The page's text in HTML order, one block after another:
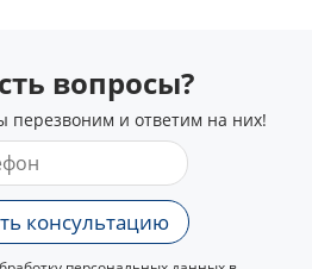
вопросы?
перезвоним и ответим на них!
консультацию